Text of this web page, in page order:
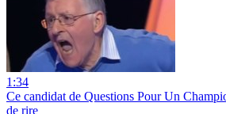
1:34
Ce candidat de Questions Pour Un
de rire